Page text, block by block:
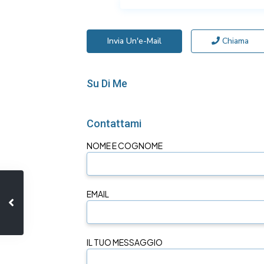
Invia Un'e-Mail Chiama
Su Di Me
Contattami
NOME E COGNOME
EMAIL
IL TUO MESSAGGIO